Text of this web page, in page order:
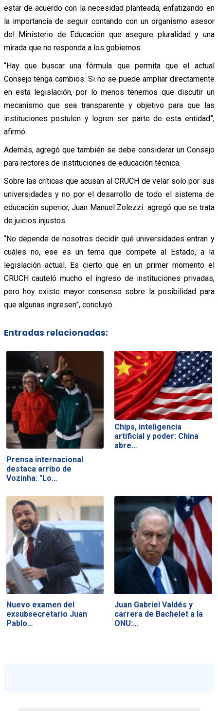
estar de acuerdo con la necesidad planteada, enfatizando en
la importancia de seguir contando con un organismo asesor
del Ministerio de Educación que asegure pluralidad y una
mirada que no responda a los gobiernos.
“Hay que buscar una fórmula que permita que el actual
Consejo tenga cambios. Si no se puede ampliar directamente
en esta legislación, por lo menos tenemos que discutir un
mecanismo que sea transparente y objetivo para que las
instituciones postulen y logren ser parte de esta entidad”,
afirmó.
Además, agregó que también se debe considerar un Consejo
para rectores de instituciones de educación técnica.
Sobre las críticas que acusan al CRUCH de velar solo por sus
universidades y no por el desarrollo de todo el sistema de
educación superior, Juan Manuel Zolezzi agregó que se trata
de juicios injustos.
“No depende de nosotros decidir qué universidades entran y
cuáles no, ese es un tema que compete al Estado, a la
legislación actual. Es cierto que en un primer momento el
CRUCH cauteló mucho el ingreso de instituciones privadas,
pero hoy existe mayor consenso sobre la posibilidad para
que algunas ingresen”, concluyó.
Entradas relacionadas:
Prensa internacional
destaca arribo de
Vozinha: "Lo…
Chips, inteligencia
artificial y poder: China
abre…
Nuevo examen del
exsubsecretario Juan
Pablo…
Juan Gabriel Valdés y
carrera de Bachelet a la
ONU:…